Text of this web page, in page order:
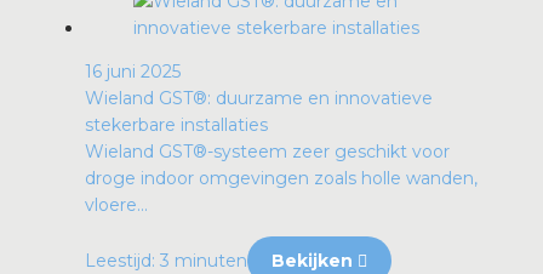
16 juni 2025
Wieland GST®: duurzame en innovatieve
stekerbare installaties
Wieland GST®-systeem zeer geschikt voor
droge indoor omgevingen zoals holle wanden,
vloere...
Leestijd: 3 minuten Bekijken